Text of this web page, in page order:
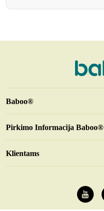
Baboo®
Pirkimo Informacija Baboo®
Klientams